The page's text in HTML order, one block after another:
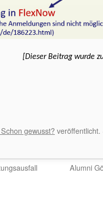
[Dieser Beitrag wurde
gewusst?
Alumni